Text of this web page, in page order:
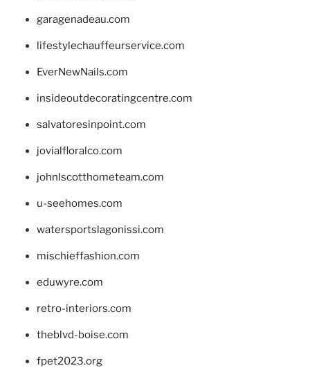
garagenadeau.com
lifestylechauffeurservice.com
EverNewNails.com
insideoutdecoratingcentre.com
salvatoresinpoint.com
jovialfloralco.com
johnlscotthometeam.com
u-seehomes.com
watersportslagonissi.com
mischieffashion.com
eduwyre.com
retro-interiors.com
theblvd-boise.com
fpet2023.org